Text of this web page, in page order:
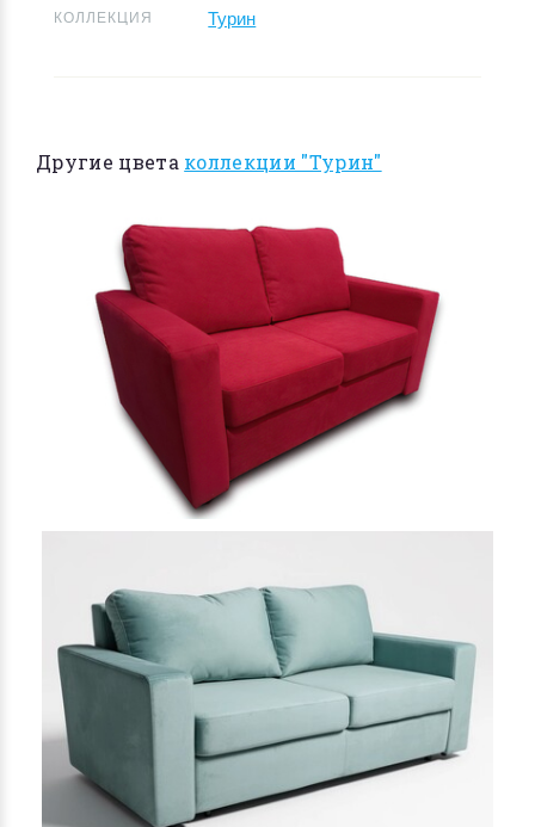
КОЛЛЕКЦИЯ Турин
Другие цвета коллекции "Турин"